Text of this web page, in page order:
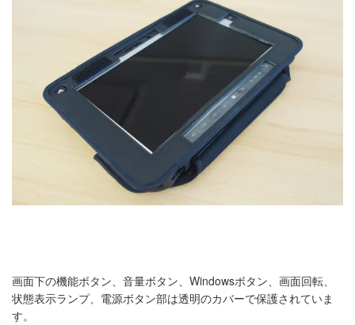
画面下の機能ボタン、音量ボタン、Windowsボタン、画面回転、
状態表示ランプ、電源ボタン部は透明のカバーで保護されていま
す。